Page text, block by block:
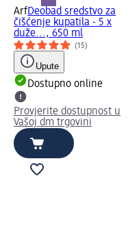
ArfDeobad sredstvo za
čišćenje kupatila - 5 x
duže..., 650 ml
(15)
Upute
Dostupno online
Provjerite dostupnost u
Vašoj dm trgovini